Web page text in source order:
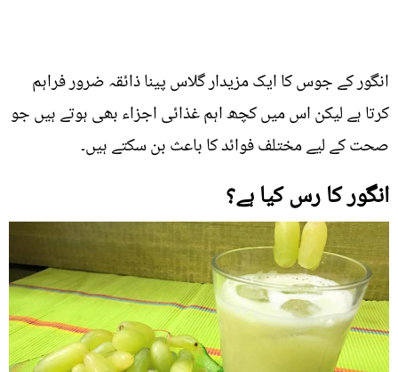
انگور کے جوس کا ایک مزیدار گلاس پینا ذائقہ ضرور فراہم
کرتا ہے لیکن اس میں کچھ اہم غذائی اجزاء بھی ہوتے ہیں جو
صحت کے لیے مختلف فوائد کا باعث بن سکتے ہیں۔
انگور کا رس کیا ہے؟